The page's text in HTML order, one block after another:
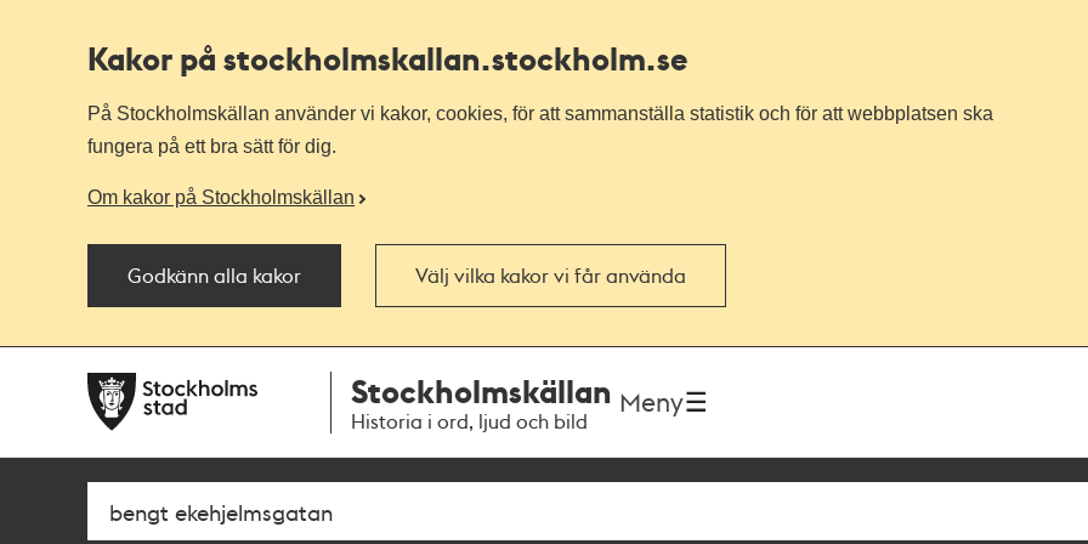
Kakor på stockholmskallan.stockholm.se
På Stockholmskällan använder vi kakor, cookies, för att sammanställa statistik och för att webbplatsen ska
fungera på ett bra sätt för dig.
Om kakor på Stockholmskällan
Godkänn alla kakor Välj vilka kakor vi får använda
navigationen
huvudinnehållet
Stockholmskällan
Historia i ord, ljud och bild
Meny
Sök